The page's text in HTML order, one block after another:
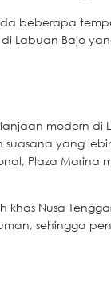
beberapa
Labuan Bajo
modern
yang
Plaza Marina
Nusa
sehingga